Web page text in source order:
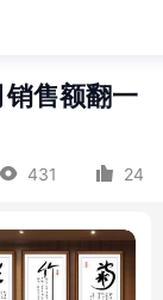
售额翻一
431 24